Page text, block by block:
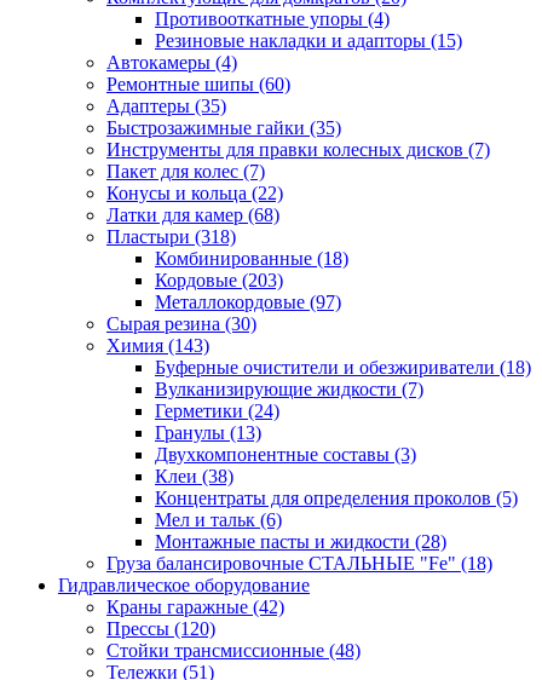
Противооткатные упоры (4)
Резиновые накладки и адапторы (15)
Автокамеры (4)
Ремонтные шипы (60)
Адаптеры (35)
Быстрозажимные гайки (35)
Инструменты для правки колесных дисков (7)
Пакет для колес (7)
Конусы и кольца (22)
Латки для камер (68)
Пластыри (318)
Комбинированные (18)
Кордовые (203)
Металлокордовые (97)
Сырая резина (30)
Химия (143)
Буферные очистители и обезжириватели (18)
Вулканизирующие жидкости (7)
Герметики (24)
Гранулы (13)
Двухкомпонентные составы (3)
Клеи (38)
Концентраты для определения проколов (5)
Мел и тальк (6)
Монтажные пасты и жидкости (28)
Груза балансировочные СТАЛЬНЫЕ "Fe" (18)
Гидравлическое оборудование
Краны гаражные (42)
Прессы (120)
Стойки трансмиссионные (48)
Тележки (51)